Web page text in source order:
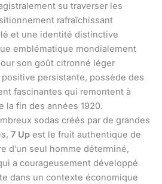
su traverser les
rafraîchissant
et une identité distinctive
emblématique mondialement
son goût citronné léger
persistante, possède des
fascinantes qui remontent à
la fin des années 1920.
sodas créés par de grandes
7 Up est le fruit authentique de
d’un seul homme déterminé,
a courageusement développé
dans un contexte économique